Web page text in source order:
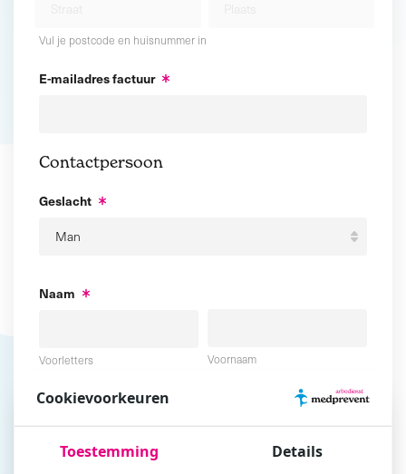
Vul je postcode en huisnummer in
E-mailadres factuur
Contactpersoon
Geslacht
Naam
Voorletters Voornaam
Cookievoorkeuren
Toestemming Details